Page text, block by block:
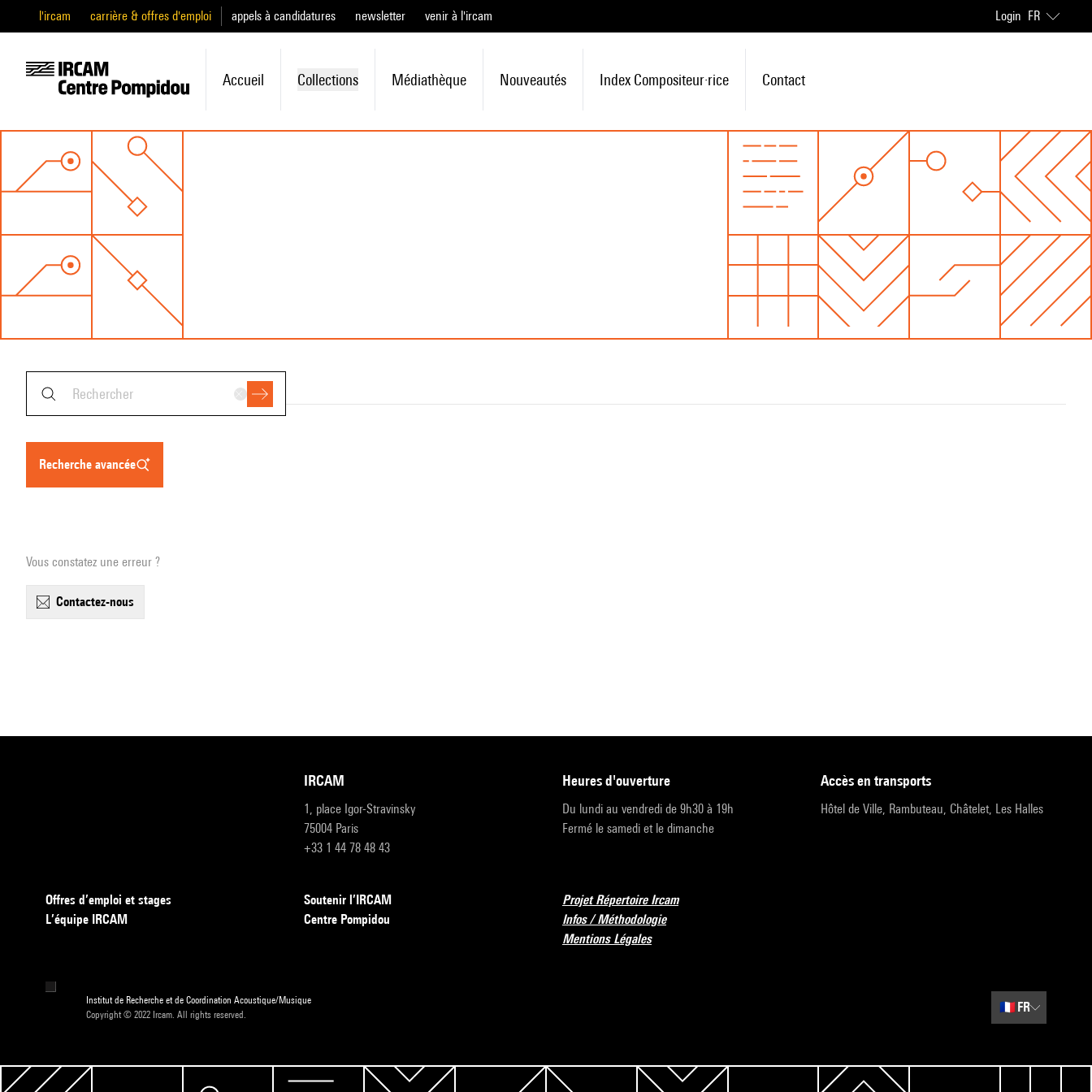
l'ircam carrière & offres d'emploi appels à candidatures newsletter venir à l'ircam Login FR
Accueil Collections Médiathèque Nouveautés Index Compositeur·rice Contact
recherche avancée
Vous constatez une erreur ?
contactez-nous
IRCAM
1, place Igor-Stravinsky
75004 Paris
+33 1 44 78 48 43
heures d'ouverture
Du lundi au vendredi de 9h30 à 19h
Fermé le samedi et le dimanche
accès en transports
Hôtel de Ville, Rambuteau, Châtelet, Les Halles
Offres d’emploi et stages
L’équipe IRCAM
Soutenir l’IRCAM
Centre Pompidou
Projet Répertoire Ircam
Infos / Méthodologie
Mentions Légales
Institut de Recherche et de Coordination Acoustique/Musique
Copyright © 2022 Ircam. All rights reserved.
🇫🇷 FR